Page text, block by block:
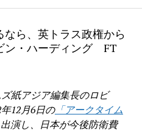
ら、英トラス政権から
ン・ハーディング FT
紙アジア編集長のロビ
12月6日の「アークタイム
演し、日本が今後防衛費